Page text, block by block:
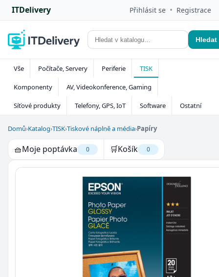
ITDelivery Přihlásit se • Registrace
Hledat
Vše Počítače, Servery Periferie TISK
Komponenty AV, Videokonference, Gaming
Síťové produkty Telefony, GPS, IoT Software Ostatní
Domů›Katalog›TISK›Tiskové náplně a média›Papíry
🧺Moje poptávka 0 🛒Košík 0